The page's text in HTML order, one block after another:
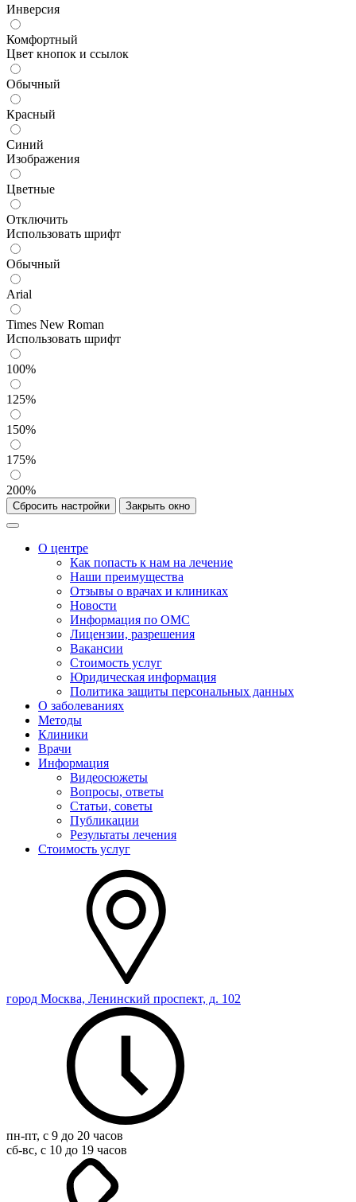
Инверсия
Комфортный
Цвет кнопок и ссылок
Обычный
Красный
Синий
Изображения
Цветные
Отключить
Использовать шрифт
Обычный
Arial
Times New Roman
Использовать шрифт
100%
125%
150%
175%
200%
Сбросить настройки Закрыть окно
О центре
Как попасть к нам на лечение
Наши преимущества
Отзывы о врачах и клиниках
Новости
Информация по ОМС
Лицензии, разрешения
Вакансии
Стоимость услуг
Юридическая информация
Политика защиты персональных данных
О заболеваниях
Методы
Клиники
Врачи
Информация
Видеосюжеты
Вопросы, ответы
Статьи, советы
Публикации
Результаты лечения
Стоимость услуг
город Москва, Ленинский проспект, д. 102
пн-пт, с 9 до 20 часов
сб-вс, с 10 до 19 часов